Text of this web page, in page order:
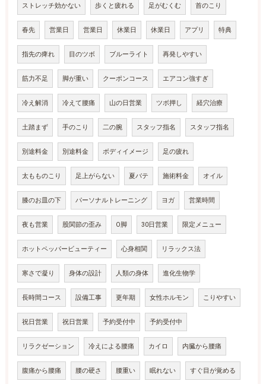
ストレッチ効かない 歩くと疲れる 足がむくむ 首のこり
春先 営業日 営業日 休業日 休業日 アプリ 特典
指先の痺れ 目のツボ ブルーライト 再発しやすい
筋力不足 脚が重い クーポンコース エアコン強すぎ
冷え解消 冷えて腰痛 山の日営業 ツボ押し 経穴治療
土踏まず 手のこり 二の腕 スタッフ指名 スタッフ指名
別途料金 別途料金 ボディイメージ 足の疲れ
太もものこり 足上がらない 夏バテ 施術料金 オイル
膝のお皿の下 パーソナルトレーニング ヨガ 営業時間
夜も営業 股関節の歪み O脚 30日営業 限定メニュー
ホットペッパービューティー 心身相関 リラックス法
寒さで凝り 身体の設計 人類の身体 進化生物学
長時間コース 設備工事 更年期 女性ホルモン こりやすい
祝日営業 祝日営業 予約受付中 予約受付中
リラクゼーション 冷えによる腰痛 カイロ 内臓から腰痛
腹痛から腰痛 腰の硬さ 腰重い 眠れない すぐ目が覚める